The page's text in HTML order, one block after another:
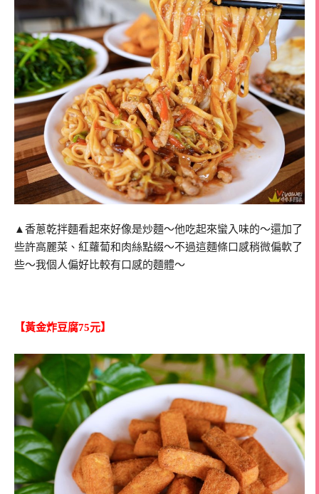
▲香蔥乾拌麵看起來好像是炒麵～他吃起來蠻入味的～還加了
些許高麗菜、紅蘿蔔和肉絲點綴～不過這麵條口感稍微偏軟了
些～我個人偏好比較有口感的麵體～
【黃金炸豆腐75元】